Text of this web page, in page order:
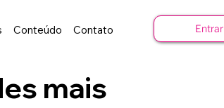
Conteúdo Contato Entrar
mais